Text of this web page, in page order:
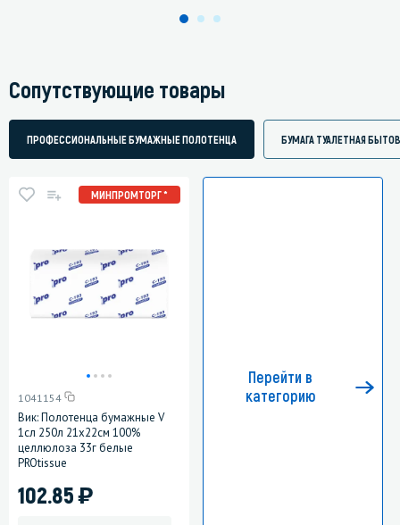
Сопутствующие товары
ПРОФЕССИОНАЛЬНЫЕ БУМАЖНЫЕ ПОЛОТЕНЦА БУМАГА ТУАЛЕТНАЯ
МИНПРОМТОРГ *
1041154
Вик: Полотенца бумажные V
1сл 250л 21х22см 100%
целлюлоза 33г белые
PROtissue
102.85)
Перейти в
категорию